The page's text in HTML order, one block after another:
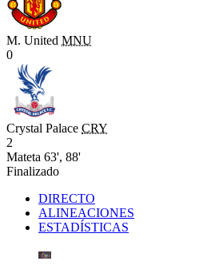
M. United MNU
0
Crystal Palace CRY
2
Mateta 63', 88'
Finalizado
DIRECTO
ALINEACIONES
ESTADÍSTICAS